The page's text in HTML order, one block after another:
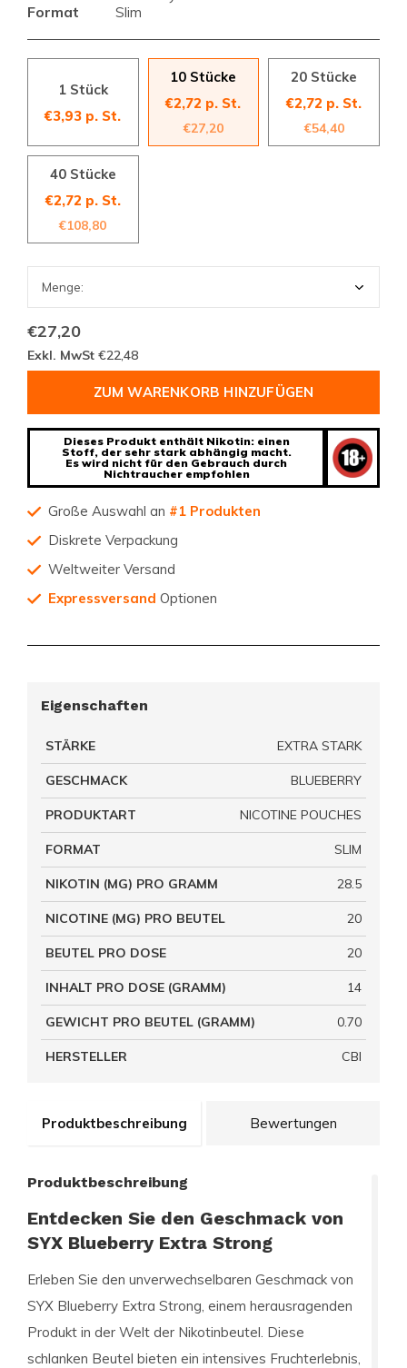
Format Slim
1 Stück
€3,93 p. St.
10 Stücke
€2,72 p. St.
€27,20
20 Stücke
€2,72 p. St.
€54,40
40 Stücke
€2,72 p. St.
€108,80
€27,20
Exkl. MwSt €22,48
ZUM WARENKORB HINZUFÜGEN
Dieses Produkt enthält Nikotin: einen
Stoff, der sehr stark abhängig macht.
Es wird nicht für den Gebrauch durch
Nichtraucher empfohlen
Große Auswahl an #1 Produkten
Diskrete Verpackung
Weltweiter Versand
Expressversand Optionen
Produktbeschreibung Bewertungen
Produktbeschreibung
Entdecken Sie den Geschmack von
SYX Blueberry Extra Strong
Erleben Sie den unverwechselbaren Geschmack von
SYX Blueberry Extra Strong, einem herausragenden
Produkt in der Welt der Nikotinbeutel. Diese
schlanken Beutel bieten ein intensives Fruchterlebnis,
Eigenschaften
STÄRKE EXTRA STARK
GESCHMACK BLUEBERRY
PRODUKTART NICOTINE POUCHES
FORMAT SLIM
NIKOTIN (MG) PRO GRAMM 28.5
NICOTINE (MG) PRO BEUTEL 20
BEUTEL PRO DOSE 20
INHALT PRO DOSE (GRAMM) 14
GEWICHT PRO BEUTEL (GRAMM) 0.70
HERSTELLER CBI